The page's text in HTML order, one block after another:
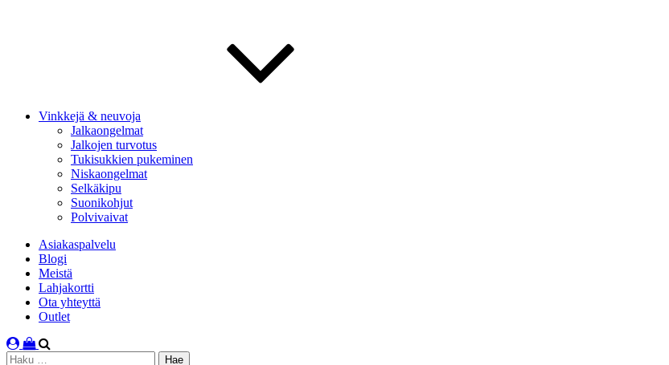
Vinkkejä & neuvoja
Jalkaongelmat
Jalkojen turvotus
Tukisukkien pukeminen
Niskaongelmat
Selkäkipu
Suonikohjut
Polvivaivat
Asiakaspalvelu
Blogi
Meistä
Lahjakortti
Ota yhteyttä
Outlet
Haku: